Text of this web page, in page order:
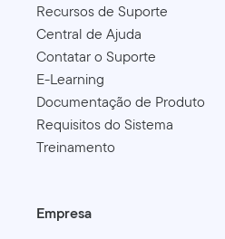
Recursos de Suporte
Central de Ajuda
Contatar o Suporte
E-Learning
Documentação de Produto
Requisitos do Sistema
Treinamento
Empresa